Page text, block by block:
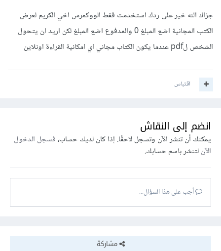
الدخول إلى النظام.
ذكرت انك تمتلك بالفعل نظاما يعرض كتبا للبيع واخرى مجانية. ما
هي الاضافة التي استعنت بها على ذلك؟ يمكنك التبديل الى اخرى
جزاك الله خير على ردك استخدمت فقط الووكمرس اخي الكريم لعرض
الكتب المجانية اضع المبلغ 0 والمدفوع اضع المبلغ لكن اريد ان يتحول
الشخص لpdf عندما يكون الكتاب مجاني اي امكانية القراءة اونلاين
اقتباس
انضم إلى النقاش
يمكنك أن تنشر الآن وتسجل لاحقًا. إذا كان لديك حساب،فسجل الدخول
الآنلتنشر باسم حسابك.
أجب على هذا السؤال...
مشاركة